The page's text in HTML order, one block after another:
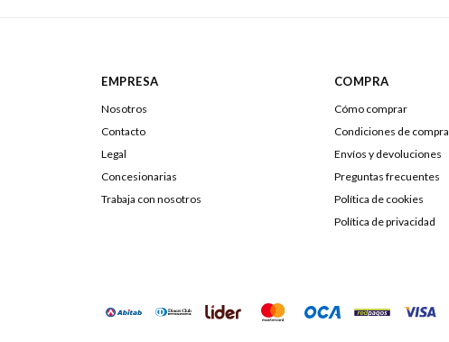
EMPRESA
Nosotros
Contacto
Legal
Concesionarias
Trabaja con nosotros
COMPRA
Cómo comprar
Condiciones de compra
Envíos y devoluciones
Preguntas frecuentes
Política de cookies
Política de privacidad